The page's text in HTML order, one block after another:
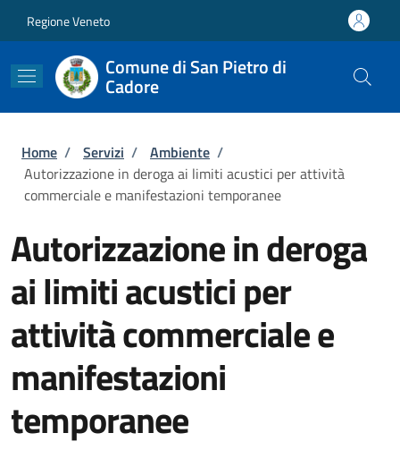
Regione Veneto
Comune di San Pietro di
Cadore
Briciole di pane
Home / Servizi / Ambiente /
Autorizzazione in deroga ai limiti acustici per attività
commerciale e manifestazioni temporanee
Autorizzazione in deroga
ai limiti acustici per
attività commerciale e
manifestazioni
temporanee